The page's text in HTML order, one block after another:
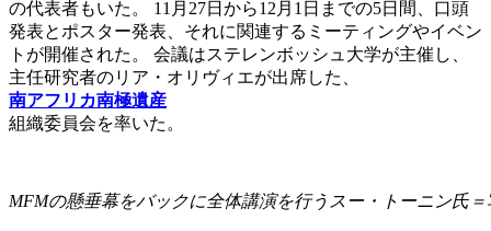
の代表者もいた。 11月27日から12月1日までの5日間、口頭
発表とポスター発表、それに関連するミーティングやイベン
トが開催された。 会議はステレンボッシュ大学が主催し、
主任研究者のリア・オリヴィエが出席した、
南アフリカ南極遺産
組織委員会を率いた。
MFMの懸垂幕をバックに全体講演を行うスー・トーニン氏